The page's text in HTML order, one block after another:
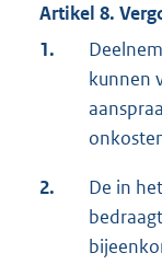
Artikel 8.
1.
kunnen
2.
De in